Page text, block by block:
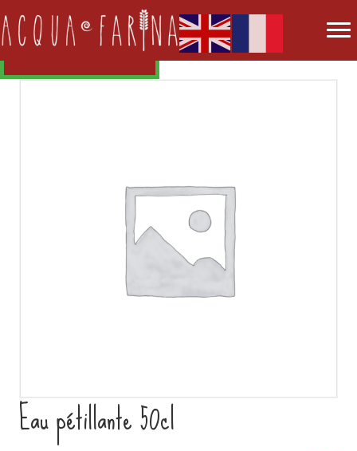
Eau pétillante 50cl